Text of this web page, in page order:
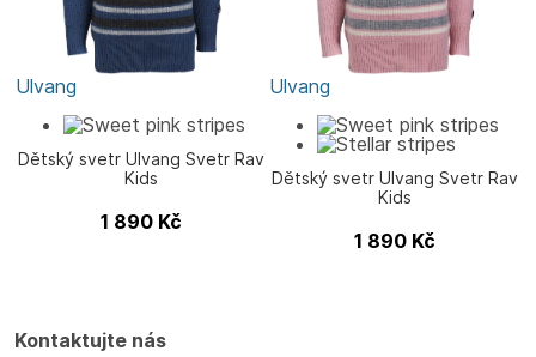
Ulvang
Dětský svetr Ulvang Svetr Rav
Kids
1 890 Kč
Ulvang
Dětský svetr Ulvang Svetr Rav
Kids
1 890 Kč
Kontaktujte nás